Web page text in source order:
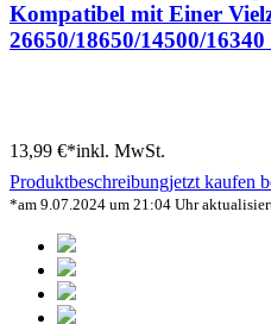
Kompatibel mit Einer
26650/18650/14500/
13,99 €*inkl. MwSt.
Produktbeschreibungjetzt kaufen
*am 9.07.2024 um 21:04 Uhr